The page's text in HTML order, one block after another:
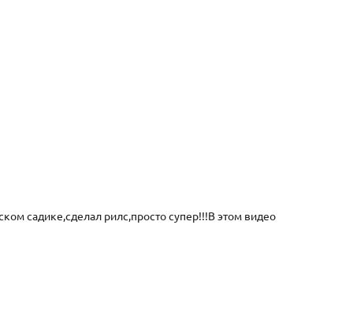
садике,сделал рилс,просто супер!!!В этом видео